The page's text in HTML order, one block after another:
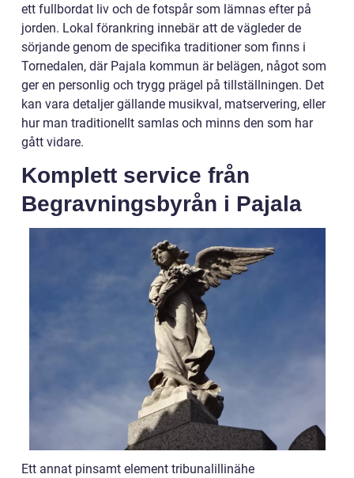
ett fullbordat liv och de fotspår som lämnas efter på
jorden. Lokal förankring innebär att de vägleder de
sörjande genom de specifika traditioner som finns i
Tornedalen, där Pajala kommun är belägen, något som
ger en personlig och trygg prägel på tillställningen. Det
kan vara detaljer gällande musikval, matservering, eller
hur man traditionellt samlas och minns den som har
gått vidare.
Komplett service från
Begravningsbyrån i Pajala
Ett annat pinsamt element tribunalillinähe